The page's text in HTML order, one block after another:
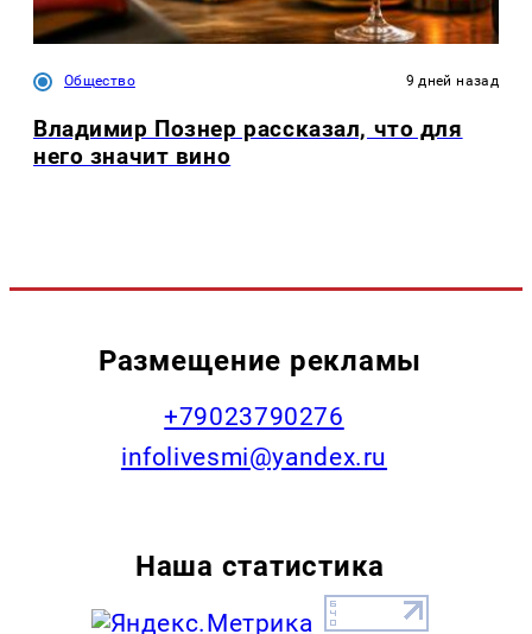
Общество 9 дней назад
Владимир Познер рассказал, что для
него значит вино
Размещение рекламы
+79023790276
infolivesmi@yandex.ru
Наша статистика